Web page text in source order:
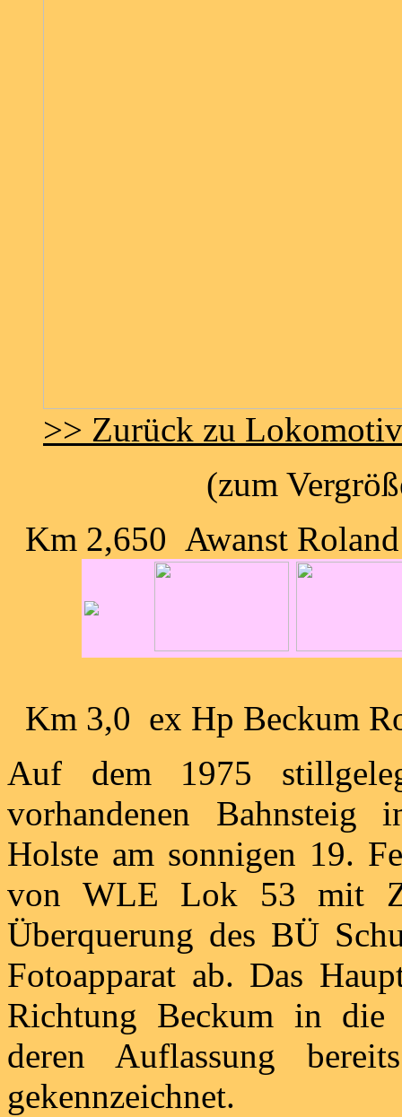
>> Zurück zu
(zum
Km 2,650 Awanst
Km 3,0 ex Hp Beckum
Auf dem 1975
vorhandenen
Holste am sonnigen 19.
von WLE Lok 53 mit
Überquerung des BÜ
Fotoapparat ab. Das
Richtung Beckum in die
deren Auflassung
gekennzeichnet.